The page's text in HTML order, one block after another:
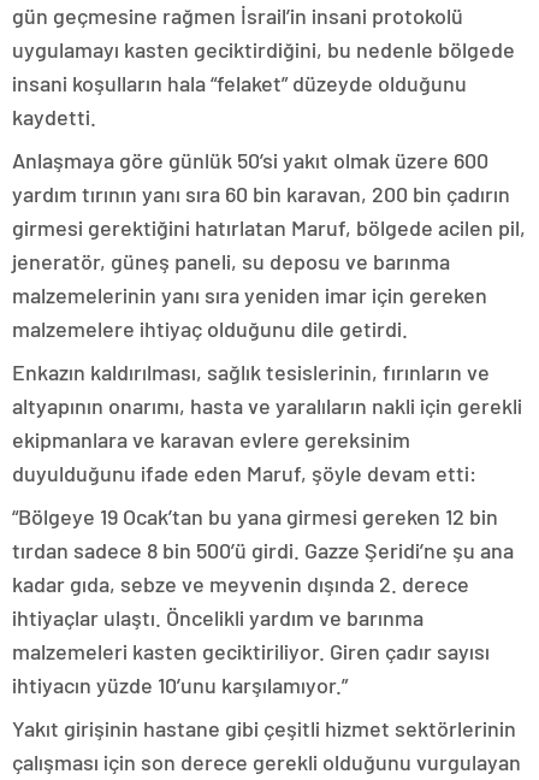
gün geçmesine rağmen İsrail’in insani protokolü
uygulamayı kasten geciktirdiğini, bu nedenle bölgede
insani koşulların hala “felaket” düzeyde olduğunu
kaydetti.
Anlaşmaya göre günlük 50’si yakıt olmak üzere 600
yardım tırının yanı sıra 60 bin karavan, 200 bin çadırın
girmesi gerektiğini hatırlatan Maruf, bölgede acilen pil,
jeneratör, güneş paneli, su deposu ve barınma
malzemelerinin yanı sıra yeniden imar için gereken
malzemelere ihtiyaç olduğunu dile getirdi.
Enkazın kaldırılması, sağlık tesislerinin, fırınların ve
altyapının onarımı, hasta ve yaralıların nakli için gerekli
ekipmanlara ve karavan evlere gereksinim
duyulduğunu ifade eden Maruf, şöyle devam etti:
“Bölgeye 19 Ocak’tan bu yana girmesi gereken 12 bin
tırdan sadece 8 bin 500’ü girdi. Gazze Şeridi’ne şu ana
kadar gıda, sebze ve meyvenin dışında 2. derece
ihtiyaçlar ulaştı. Öncelikli yardım ve barınma
malzemeleri kasten geciktiriliyor. Giren çadır sayısı
ihtiyacın yüzde 10’unu karşılamıyor.”
Yakıt girişinin hastane gibi çeşitli hizmet sektörlerinin
çalışması için son derece gerekli olduğunu vurgulayan